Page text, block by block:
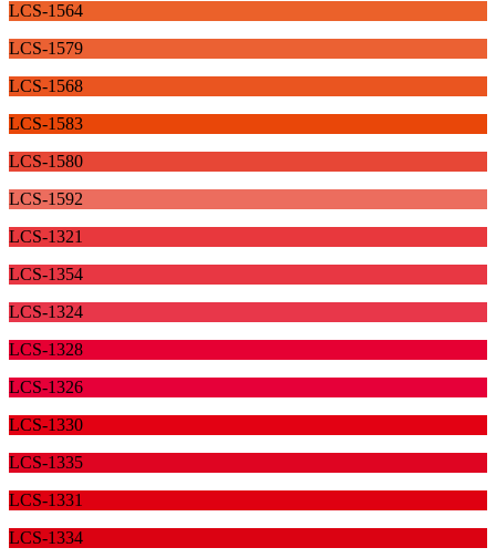
LCS-1564
LCS-1579
LCS-1568
LCS-1583
LCS-1580
LCS-1592
LCS-1321
LCS-1354
LCS-1324
LCS-1328
LCS-1326
LCS-1330
LCS-1335
LCS-1331
LCS-1334